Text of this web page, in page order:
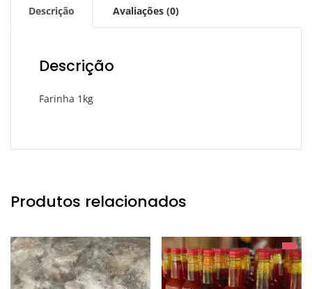
Descrição Avaliações (0)
Descrição
Farinha 1kg
Produtos relacionados